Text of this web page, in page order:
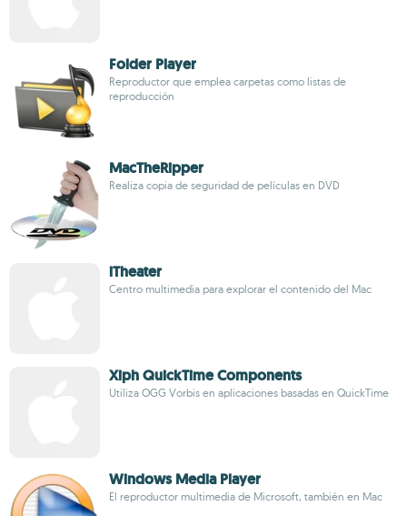
Folder Player
Reproductor que emplea carpetas como listas de
reproducción
MacTheRipper
Realiza copia de seguridad de películas en DVD
iTheater
Centro multimedia para explorar el contenido del Mac
Xiph QuickTime Components
Utiliza OGG Vorbis en aplicaciones basadas en QuickTime
Windows Media Player
El reproductor multimedia de Microsoft, también en Mac